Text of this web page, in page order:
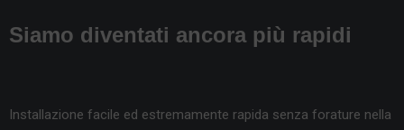
Siamo diventati ancora più rapidi
Installazione facile ed estremamente rapida senza forature nella